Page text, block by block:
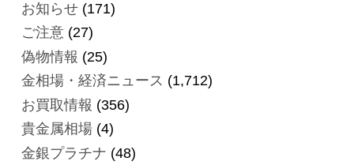
お知らせ(171)
ご注意(27)
偽物情報 (25)
金相場・経済ニュース (1,712)
お買取情報 (356)
貴金属相場(4)
金銀プラチナ (48)